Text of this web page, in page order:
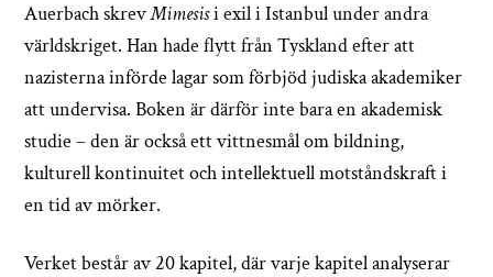
Auerbach skrevMimesisi exil i Istanbul under andra
världskriget. Han hade flytt från Tyskland efter att
nazisterna införde lagar som förbjöd judiska akademiker
att undervisa. Boken är därför inte bara en akademisk
studie – den är också ett vittnesmål om bildning,
kulturell kontinuitet och intellektuell motståndskraft i
en tid av mörker.
Verket består av 20 kapitel, där varje kapitel analyserar